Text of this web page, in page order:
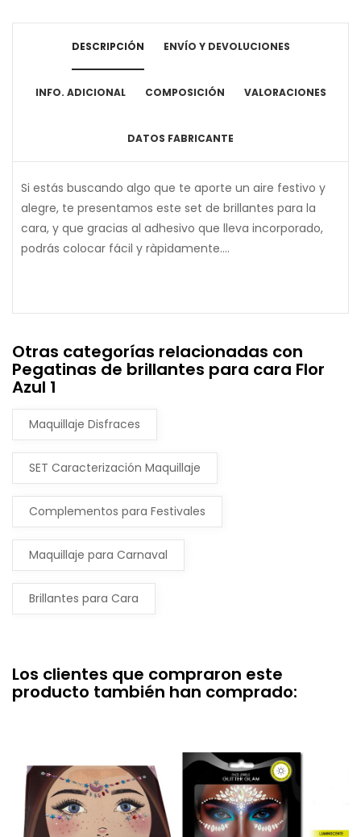
DESCRIPCIÓN ENVÍO Y DEVOLUCIONES
INFO. ADICIONAL COMPOSICIÓN VALORACIONES
DATOS FABRICANTE
Si estás buscando algo que te aporte un aire festivo y
alegre, te presentamos este set de brillantes para la
cara, y que gracias al adhesivo que lleva incorporado,
podrás colocar fácil y ràpidamente....
Otras categorías relacionadas con
Pegatinas de brillantes para cara Flor
Azul 1
Maquillaje Disfraces
SET Caracterización Maquillaje
Complementos para Festivales
Maquillaje para Carnaval
Brillantes para Cara
Los clientes que compraron este
producto también han comprado: